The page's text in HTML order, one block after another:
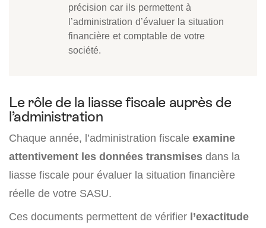
précision car ils permettent à
l’administration d’évaluer la situation
financière et comptable de votre
société.
Le rôle de la liasse fiscale auprès de
l’administration
Chaque année, l’administration fiscale examine
attentivement les données transmises dans la
liasse fiscale pour évaluer la situation financière
réelle de votre SASU.
Ces documents permettent de vérifier l’exactitude